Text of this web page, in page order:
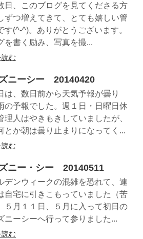
日、このブログを見てくださる方
ずつ増えてきて、とても嬉しい管
す(^-^)。ありがとうございます。
を書く励み、写真を撮...
読む
ニーシー 20140420
は、数日前から天気予報が曇り
の予報でした。週１日・日曜日休
理人はやきもきしていましたが、
とか朝は曇り止まりになってく...
読む
ニー・シー 20140511
デンウィークの混雑を恐れて、連
自宅に引きこもっていました（苦
５月１１日、５月に入って初日の
ニーシーへ行って参りました...
読む